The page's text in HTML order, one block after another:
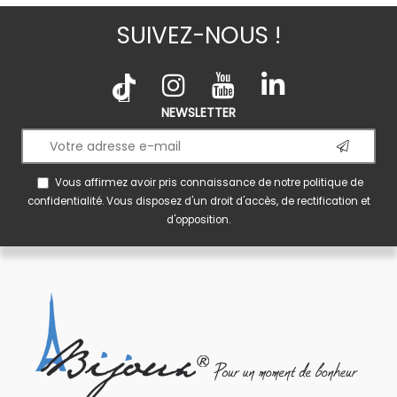
SUIVEZ-NOUS !
NEWSLETTER
Vous affirmez avoir pris connaissance de notrepolitique de
confidentialité. Vous disposez d'un droit d'accès, de rectification et
d'opposition.